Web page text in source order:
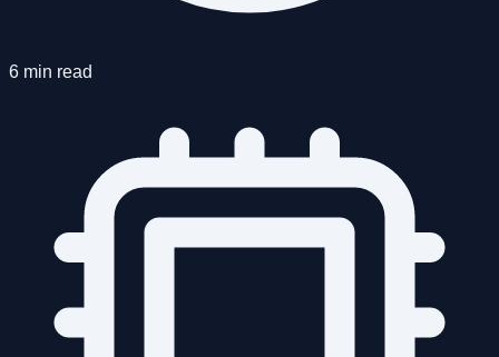
6 min read